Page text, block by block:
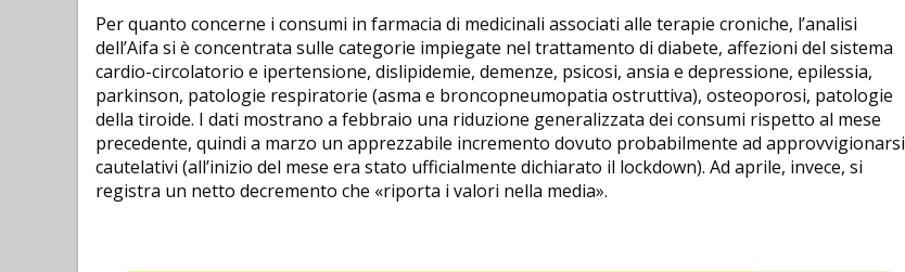
Per quanto concerne i consumi in farmacia di medicinali associati alle terapie croniche, l’analisi
dell’Aifa si è concentrata sulle categorie impiegate nel trattamento di diabete, affezioni del sistema
cardio-circolatorio e ipertensione, dislipidemie, demenze, psicosi, ansia e depressione, epilessia,
parkinson, patologie respiratorie (asma e broncopneumopatia ostruttiva), osteoporosi, patologie
della tiroide. I dati mostrano a febbraio una riduzione generalizzata dei consumi rispetto al mese
precedente, quindi a marzo un apprezzabile incremento dovuto probabilmente ad approvvigionarsi
cautelativi (all’inizio del mese era stato ufficialmente dichiarato il lockdown). Ad aprile, invece, si
registra un netto decremento che «riporta i valori nella media».